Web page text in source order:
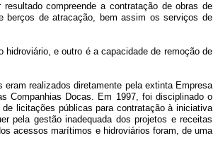
compreende a contratação de obras de
berços de atracação, bem assim os serviços de
e outro é a capacidade de remoção de
realizados diretamente pela extinta Empresa
Companhias Docas. Em 1997, foi disciplinado o
licitações públicas para contratação à iniciativa
pela gestão inadequada dos projetos e receitas
acessos marítimos e hidroviários foram, de uma